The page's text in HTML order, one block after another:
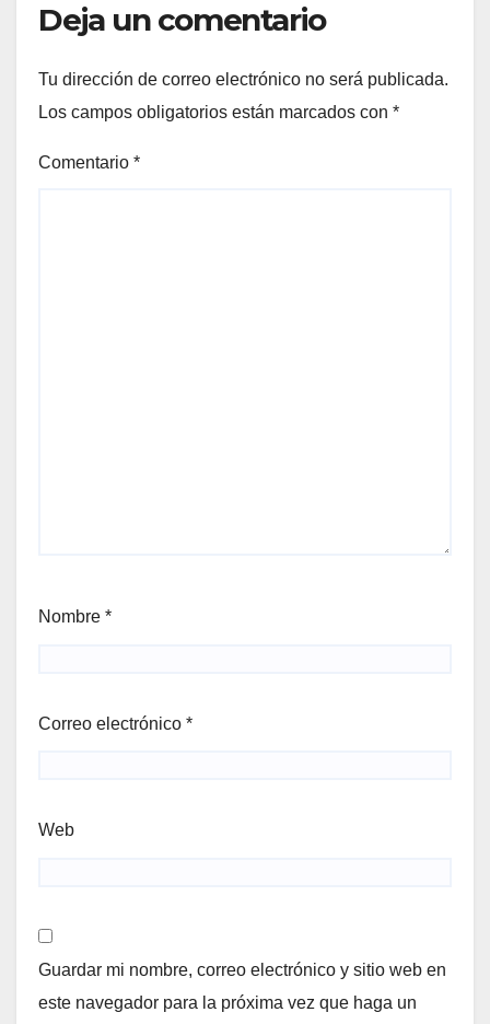
Deja un comentario
Tu dirección de correo electrónico no será publicada.
Los campos obligatorios están marcados con *
Comentario *
Nombre *
Correo electrónico *
Web
Guardar mi nombre, correo electrónico y sitio web en
este navegador para la próxima vez que haga un